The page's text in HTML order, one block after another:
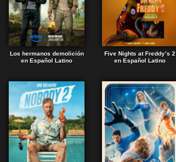
Los hermanos demolición
en Español Latino
Five Nights at Freddy’s 2
en Español Latino